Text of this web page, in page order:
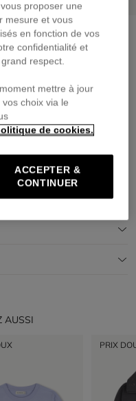
craie
AUSSI
PRIX
proposer une
mesure et vous
en fonction de vos
confidentialité et
respect.
mettre à jour
choix via le
de cookies.
ACCEPTER &
CONTINUER